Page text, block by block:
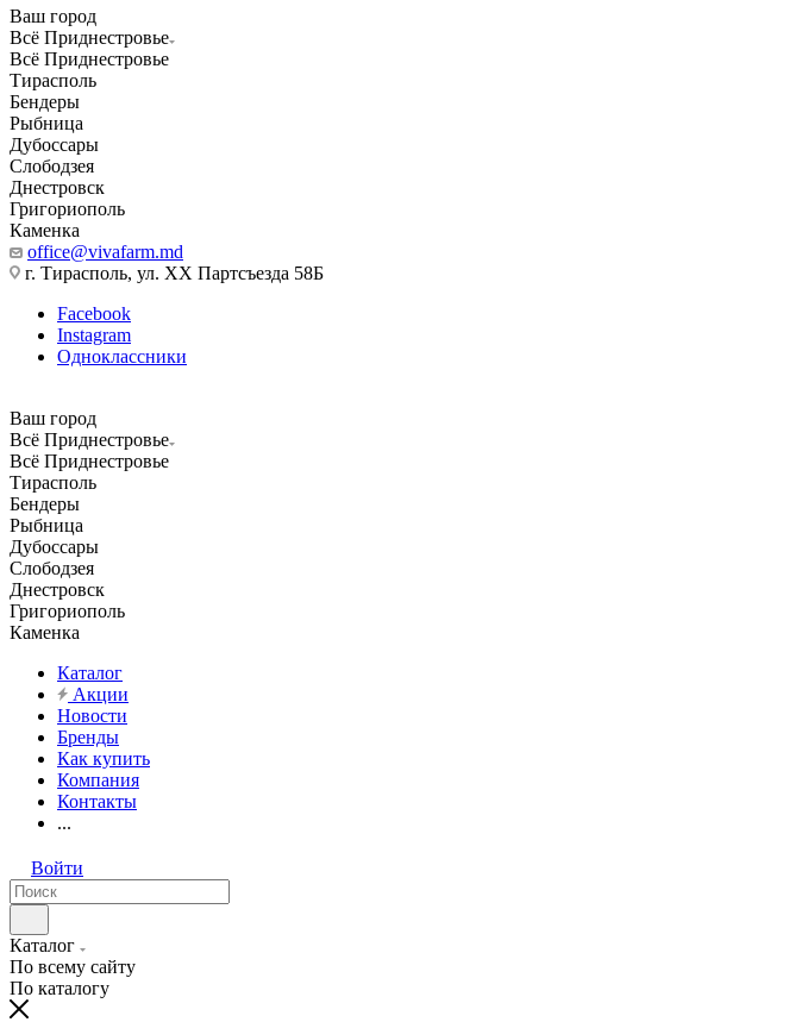
Ваш город
Всё Приднестровье
Всё Приднестровье
Тирасполь
Бендеры
Рыбница
Дубоссары
Слободзея
Днестровск
Григориополь
Каменка
office@vivafarm.md
г. Тирасполь, ул. ХХ Партсъезда 58Б
Facebook
Instagram
Одноклассники
Ваш город
Всё Приднестровье
Всё Приднестровье
Тирасполь
Бендеры
Рыбница
Дубоссары
Слободзея
Днестровск
Григориополь
Каменка
Каталог
Акции
Новости
Бренды
Как купить
Компания
Контакты
...
Войти
Каталог
По всему сайту
По каталогу